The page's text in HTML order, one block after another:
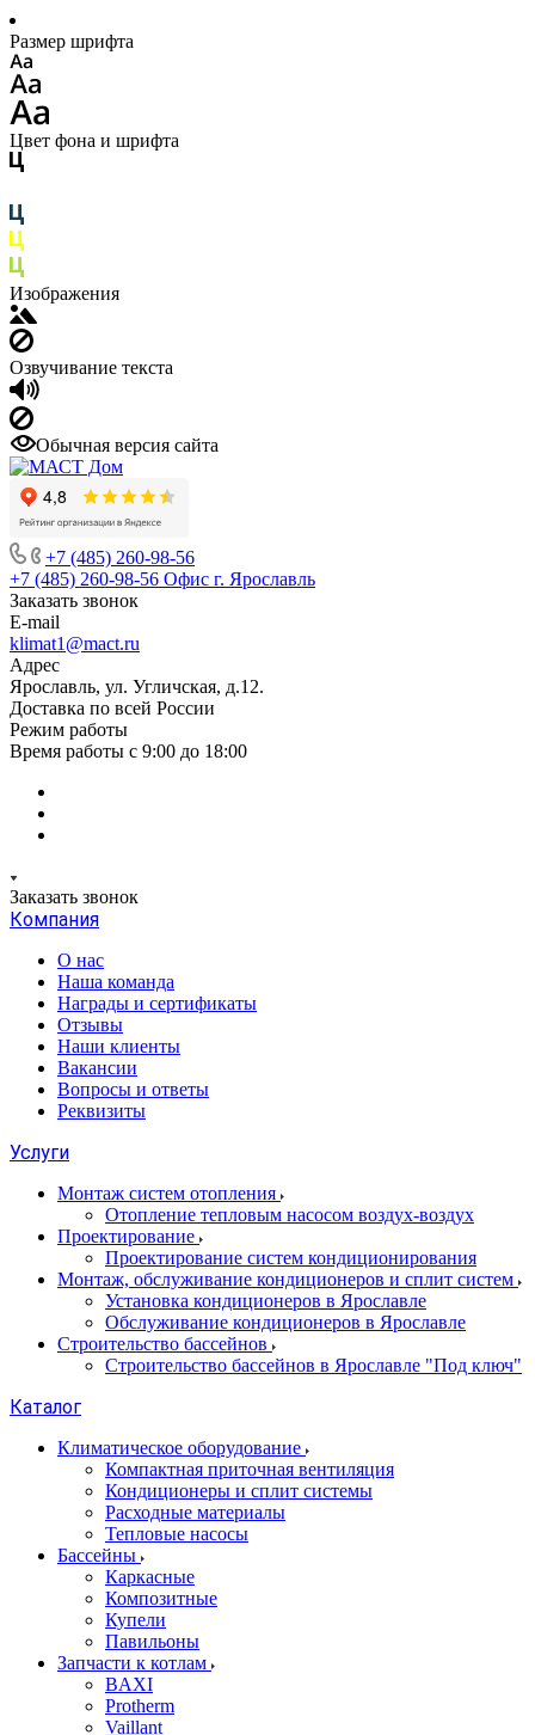
Размер шрифта
Цвет фона и шрифта
Изображения
Озвучивание текста
Обычная версия сайта
+7 (485) 260-98-56
+7 (485) 260-98-56 Офис г. Ярославль
Заказать звонок
E-mail
klimat1@mact.ru
Адрес
Ярославль, ул. Угличская, д.12.
Доставка по всей России
Режим работы
Время работы с 9:00 до 18:00
Заказать звонок
Компания
О нас
Наша команда
Награды и сертификаты
Отзывы
Наши клиенты
Вакансии
Вопросы и ответы
Реквизиты
Услуги
Монтаж систем отопления
Отопление тепловым насосом воздух-воздух
Проектирование
Проектирование систем кондиционирования
Монтаж, обслуживание кондиционеров и сплит систем
Установка кондиционеров в Ярославле
Обслуживание кондиционеров в Ярославле
Строительство бассейнов
Строительство бассейнов в Ярославле "Под ключ"
Каталог
Климатическое оборудование
Компактная приточная вентиляция
Кондиционеры и сплит системы
Расходные материалы
Тепловые насосы
Бассейны
Каркасные
Композитные
Купели
Павильоны
Запчасти к котлам
BAXI
Protherm
Vaillant